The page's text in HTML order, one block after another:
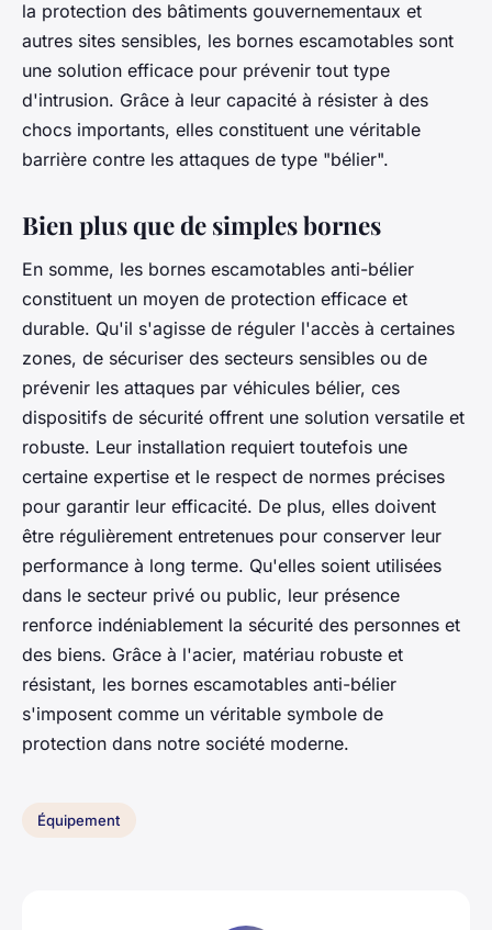
la protection des bâtiments gouvernementaux et
autres sites sensibles, les bornes escamotables sont
une solution efficace pour prévenir tout type
d'intrusion. Grâce à leur capacité à résister à des
chocs importants, elles constituent une véritable
barrière contre les attaques de type "bélier".
Bien plus que de simples bornes
En somme, les bornes escamotables anti-bélier
constituent un moyen de protection efficace et
durable. Qu'il s'agisse de réguler l'accès à certaines
zones, de sécuriser des secteurs sensibles ou de
prévenir les attaques par véhicules bélier, ces
dispositifs de sécurité offrent une solution versatile et
robuste. Leur installation requiert toutefois une
certaine expertise et le respect de normes précises
pour garantir leur efficacité. De plus, elles doivent
être régulièrement entretenues pour conserver leur
performance à long terme. Qu'elles soient utilisées
dans le secteur privé ou public, leur présence
renforce indéniablement la sécurité des personnes et
des biens. Grâce à l'acier, matériau robuste et
résistant, les bornes escamotables anti-bélier
s'imposent comme un véritable symbole de
protection dans notre société moderne.
Équipement